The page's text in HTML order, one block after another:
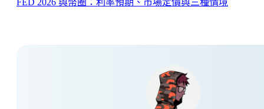
FED 2026 與幣圈：利率預期、市場定價與三種情境